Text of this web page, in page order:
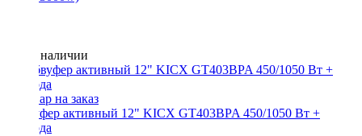
Нет в наличии
Сабвуфер активный 12" KICX GT403BPA 450/1050 Вт +
провода